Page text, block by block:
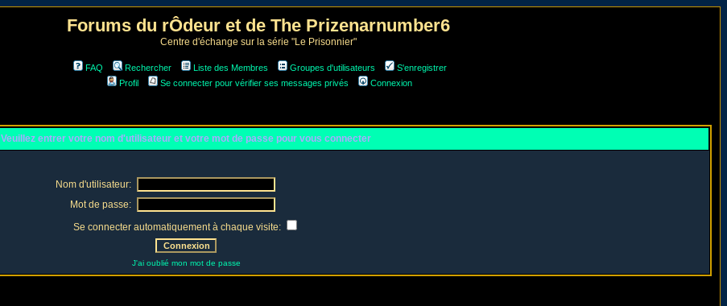
Forums du rÔdeur et de The Prizenarnumber6
Centre d'échange sur la série "Le Prisonnier"
FAQ Rechercher Liste des Membres Groupes d'utilisateurs
S'enregistrer
Profil
Se connecter pour vérifier ses messages privés Connexion
Veuillez entrer votre nom d'utilisateur et votre mot de passe pour vous connecter
Nom d'utilisateur:
Mot de passe:
Se connecter automatiquement à chaque visite:
J'ai oublié mon mot de passe